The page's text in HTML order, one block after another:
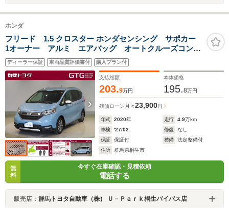
ホンダ
フリード 1.5 クロスター ホンダセンシング サポカー
1オーナー アルミ エアバッグ オートクルーズコント
ロール 左右電動スライドドア パワステ LEDライ
ト Rカメラ 寒冷地仕様 AAC DVD再生 キーフリ
ー 横滑り防止 フルセグ ABS
ディーラー保証 車両品質評価書付 購入プラン付
支払総額
203.9万円
本体価格
195.8万円
残価ローン 月々23,900円
年式 2020年 走行 4.9万km
車検
'27/02 修復
なし
保証
保証付 整備
法定整備付
住所
群馬県桐生市
無
料
今すぐ在庫確認・見積依頼
電話する
販売店： 群馬トヨタ自動車（株） Ｕ－Ｐａｒｋ桐生バイパス店